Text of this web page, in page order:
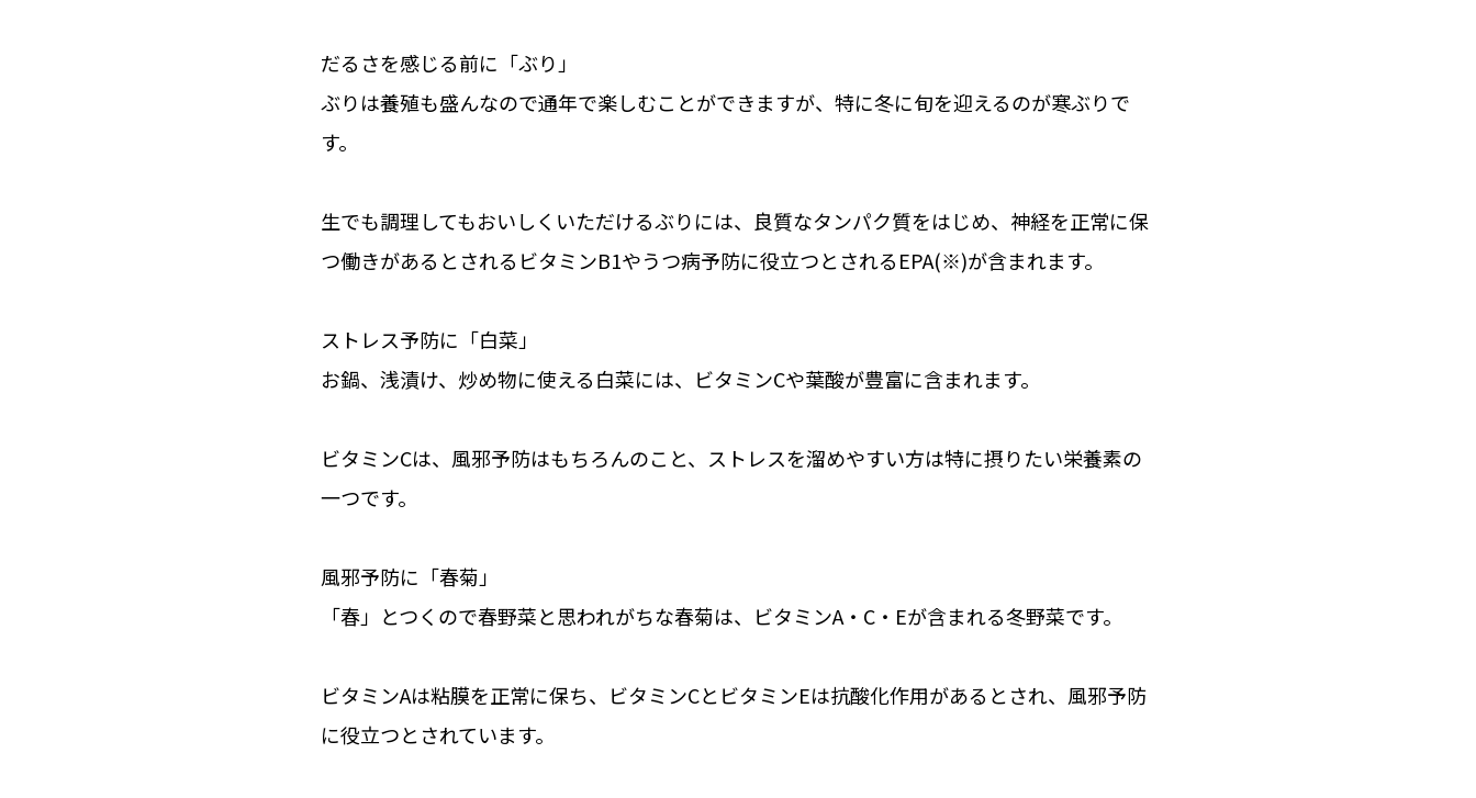
だるさを感じる前に「ぶり」
ぶりは養殖も盛んなので通年で楽しむことができますが、特に冬に旬を迎えるのが寒ぶりで
す。
生でも調理してもおいしくいただけるぶりには、良質なタンパク質をはじめ、神経を正常に保
つ働きがあるとされるビタミンB1やうつ病予防に役立つとされるEPA(※)が含まれます。
ストレス予防に「白菜」
お鍋、浅漬け、炒め物に使える白菜には、ビタミンCや葉酸が豊富に含まれます。
ビタミンCは、風邪予防はもちろんのこと、ストレスを溜めやすい方は特に摂りたい栄養素の
一つです。
風邪予防に「春菊」
「春」とつくので春野菜と思われがちな春菊は、ビタミンA・C・Eが含まれる冬野菜です。
ビタミンAは粘膜を正常に保ち、ビタミンCとビタミンEは抗酸化作用があるとされ、風邪予防
に役立つとされています。